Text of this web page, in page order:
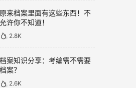
原来档案里面有这些东西！不
允许你不知道！
2.8K
档案知识分享：考编需不需要
档案？
2.6K